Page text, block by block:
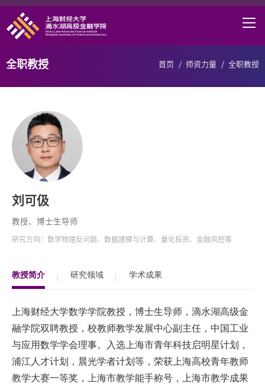
首页
学术研究
职业发展
DAFI招聘
研究中心
EN
地址：上海市浦东新区海基六路99号创新魔坊三期2号楼
邮编：201306
总机：021-38221167
邮箱： dafi@sufe.edu.cn
首页 / 师资力量 / 全职教授
全职教授
刘可伋
教授、博士生导师
研究方向：数学物理反问题、数据建模与计算、量化投资、金融风控等
教授简介 研究领域 学术成果
上海财经大学数学学院教授，博士生导师， 滴水湖高级金
融学院双聘教授 ， 校教师教学发展中心副主任，中国工业
与应用数学学会理事。入选上海市青年科技启明星计划，
浦江人才计划，晨光学者计划等，荣获上海高校青年教师
教学大赛一等奖，上海市教学能手称号，上海市教学成果